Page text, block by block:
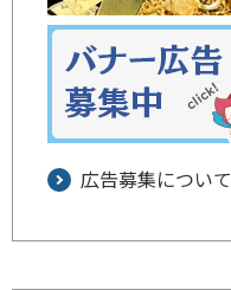
広告募集について